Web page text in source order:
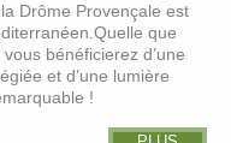
Drôme Provençale est
que
bénéficierez d’une
et d’une lumière
!